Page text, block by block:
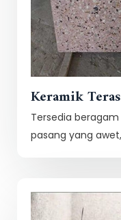
Keramik
Tersedia
pasang yang